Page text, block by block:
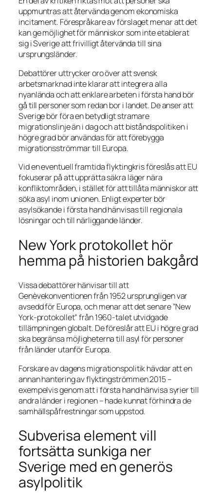
uppmuntras att återvända genom ekonomiska
incitament. Förespråkare av förslaget menar att det
kan ge möjlighet för människor som inte etablerat
sig i Sverige att frivilligt återvända till sina
ursprungsländer.
Debattörer uttrycker oro över att svensk
arbetsmarknad inte klarar att integrera alla
nyanlända och att enklare arbeten i första hand bör
gå till personer som redan bor i landet. De anser att
Sverige bör föra en betydligt stramare
migrationslinje än i dag och att biståndspolitiken i
högre grad bör användas för att förebygga
migrationsströmmar till Europa.
Vid en eventuell framtida flyktingkris föreslås att EU
fokuserar på att upprätta säkra läger nära
konfliktområden, i stället för att tillåta människor att
söka asyl inom unionen. Enligt experter bör
asylsökande i första hand hänvisas till regionala
lösningar och till närliggande länder.
New York protokollet hör
hemma på historien bakgård
Vissa debattörer hänvisar till att
Genèvekonventionen från 1952 ursprungligen var
avsedd för Europa, och menar att det senare ”New
York-protokollet” från 1960-talet utvidgade
tillämpningen globalt. De föreslår att EU i högre grad
ska begränsa möjligheterna till asyl för personer
från länder utanför Europa.
Forskare av dagens migrationspolitik hävdar att en
annan hantering av flyktingströmmen 2015 –
exempelvis genom att i första hand hänvisa syrier till
andra länder i regionen – hade kunnat förhindra de
samhällspåfrestningar som uppstod.
Subverisa element vill
fortsätta sunkiga ner
Sverige med en generös
asylpolitik